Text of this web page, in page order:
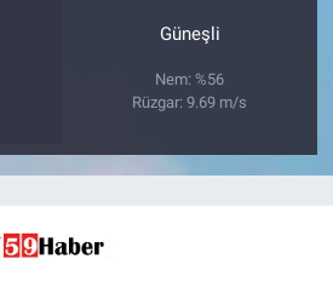
Güneşli
Nem: %56
Rüzgar: 9.69 m/s